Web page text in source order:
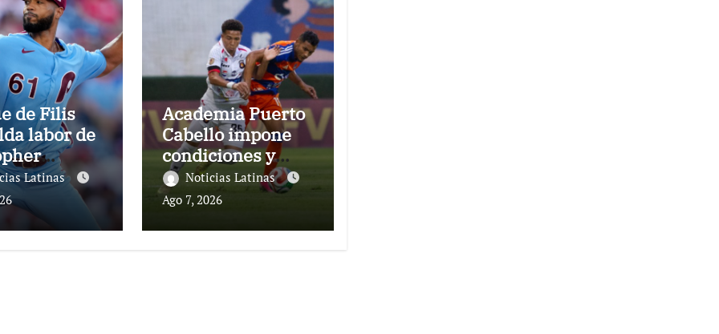
de Filis
labor de
Latinas
Academia Puerto
Cabello impone
condiciones y
hunde al Caracas
FC
Noticias Latinas
Ago 7, 2026